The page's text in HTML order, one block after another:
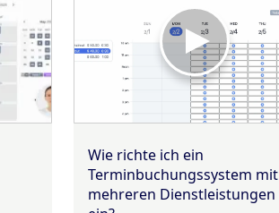
Wie richte ich ein
Terminbuchungs­system mit
mehreren Dienstleistungen